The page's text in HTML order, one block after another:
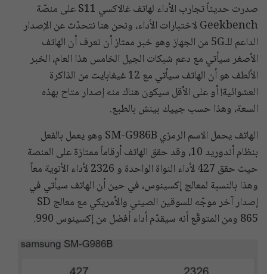
صدرت حديثاً تجارب الأداء لهاتف غالاكسي S11 على منصّة
Geekbench لاختبارات الأداء، ونحن هنا نتحدّث عن الإصدار
الداعم للـ5G من الجهاز وهو خبر ممتاز أن نعرف أن الهاتف
الأصغر سيأتي مع دعم شبكات الجيل الخامس هذا العام، الخبر
الألطف هو أن الهاتف سيأتي مع 12 غيغابايت من الذاكرة
العشوائية! أو على الأقل سيكون هناك منه إصدار متاح بهذه
السعة، وهذا حسب جييك بينش بالطبع.
الهاتف يحمل الاسم الرمزي SM-G986B وهو يعمل بالفعل
بنظام أندوريد 10، وقد حقق الهاتف أرقاماً ممتازة على المنصة
حيث حقق 427 لأداء النواة الواحدة و 2326 لأداء الأنوية معاً
وهذا بالنسبة لمعالج إكسينوس، في حين أن الهاتف سيأتي في
إصدار آخر موجّه للسوقين الصيني والأمريكي مع معالج SD
865 ومن المتوقّع أنه سيقدّم أداء أفضل من إكسينوس 990.